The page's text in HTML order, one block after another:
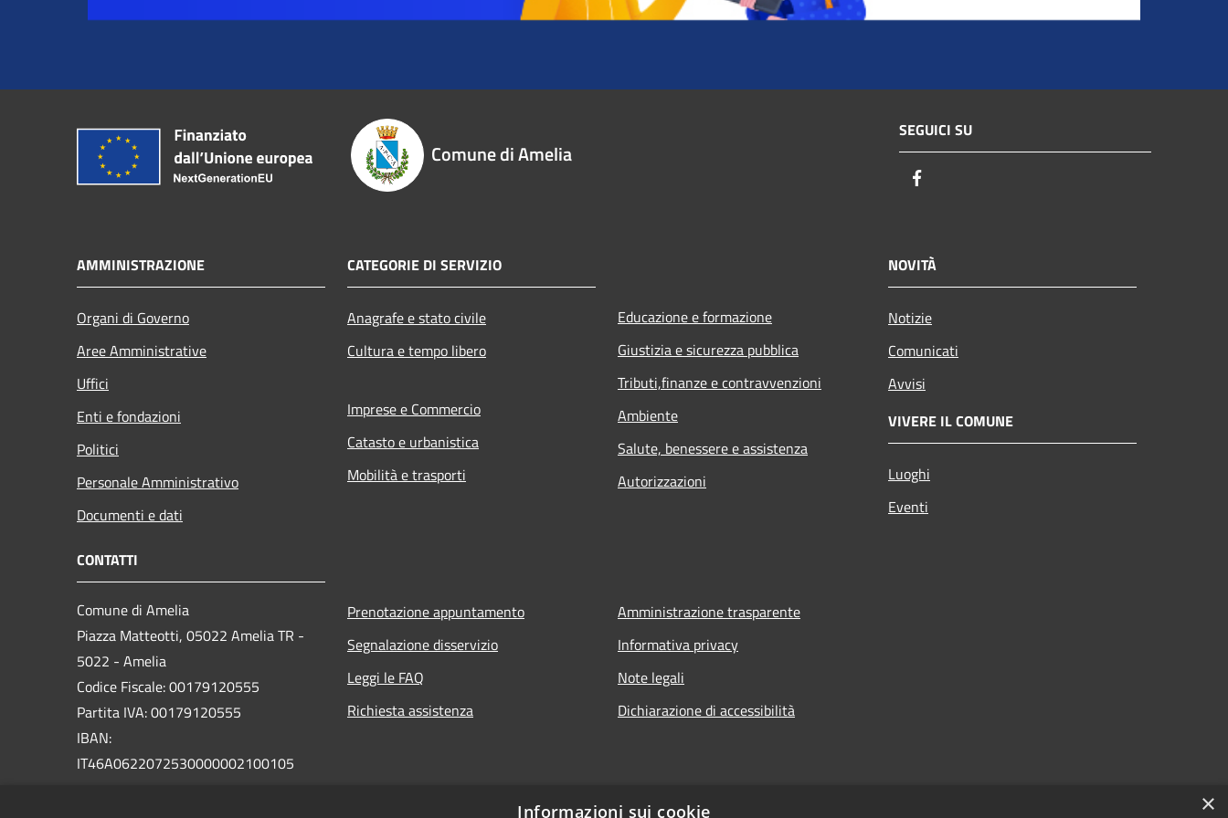
Comune di Amelia
SEGUICI SU
AMMINISTRAZIONE
Organi di Governo
Aree Amministrative
Uffici
Enti e fondazioni
Politici
Personale Amministrativo
Documenti e dati
CATEGORIE DI SERVIZIO
Anagrafe e stato civile
Cultura e tempo libero
Imprese e Commercio
Catasto e urbanistica
Mobilità e trasporti
Educazione e formazione
Giustizia e sicurezza pubblica
Tributi,finanze e contravvenzioni
Ambiente
Salute, benessere e assistenza
Autorizzazioni
NOVITÀ
Notizie
Comunicati
Avvisi
VIVERE IL COMUNE
Luoghi
Eventi
CONTATTI
Comune di Amelia
Piazza Matteotti, 05022 Amelia TR -
5022 - Amelia
Codice Fiscale: 00179120555
Partita IVA: 00179120555
IBAN:
IT46A0622072530000002100105
Prenotazione appuntamento
Segnalazione disservizio
Leggi le FAQ
Richiesta assistenza
Amministrazione trasparente
Informativa privacy
Note legali
Dichiarazione di accessibilità
×
Informazioni sui cookie